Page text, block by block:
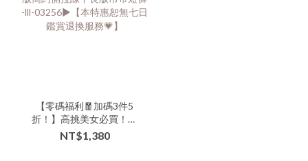
【零碼福利🧧加碼3件5
折！】高挑美女必買！工
裝挺版簡約側拉線中長版
吊帶短褲 -lll-03256▶【本
NT$1,380